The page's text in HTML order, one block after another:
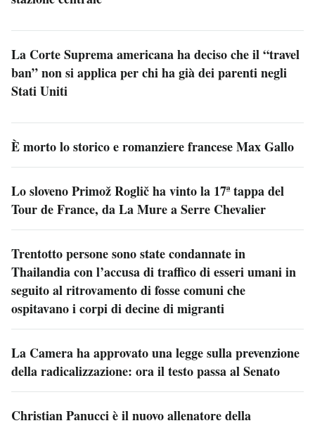
La Corte Suprema americana ha deciso che il “travel
ban” non si applica per chi ha già dei parenti negli
Stati Uniti
È morto lo storico e romanziere francese Max Gallo
Lo sloveno Primož Roglič ha vinto la 17ª tappa del
Tour de France, da La Mure a Serre Chevalier
Trentotto persone sono state condannate in
Thailandia con l’accusa di traffico di esseri umani in
seguito al ritrovamento di fosse comuni che
ospitavano i corpi di decine di migranti
La Camera ha approvato una legge sulla prevenzione
della radicalizzazione: ora il testo passa al Senato
Christian Panucci è il nuovo allenatore della